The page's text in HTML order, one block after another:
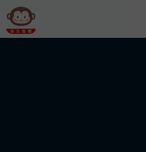
跳转到主要内容